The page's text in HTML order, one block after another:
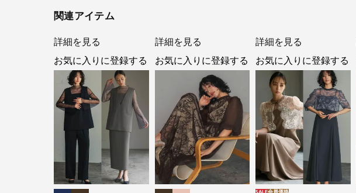
関連アイテム
詳細を見る
お気に入りに登録する
詳細を見る
お気に入りに登録する
SALE会員価格
詳細を見る
お気に入りに登録する